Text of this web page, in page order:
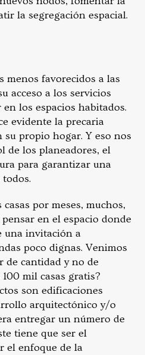
la segregación espacial.
menos favorecidos a las
acceso a los servicios
en los espacios habitados.
evidente la precaria
propio hogar. Y eso nos
de los planeadores, el
para garantizar una
por meses, muchos,
en el espacio donde
una invitación a
poco dignas. Venimos
de cantidad y no de
mil casas gratis?
son edificaciones
arquitectónico y/o
entregar un número de
tiene que ser el
el enfoque de la